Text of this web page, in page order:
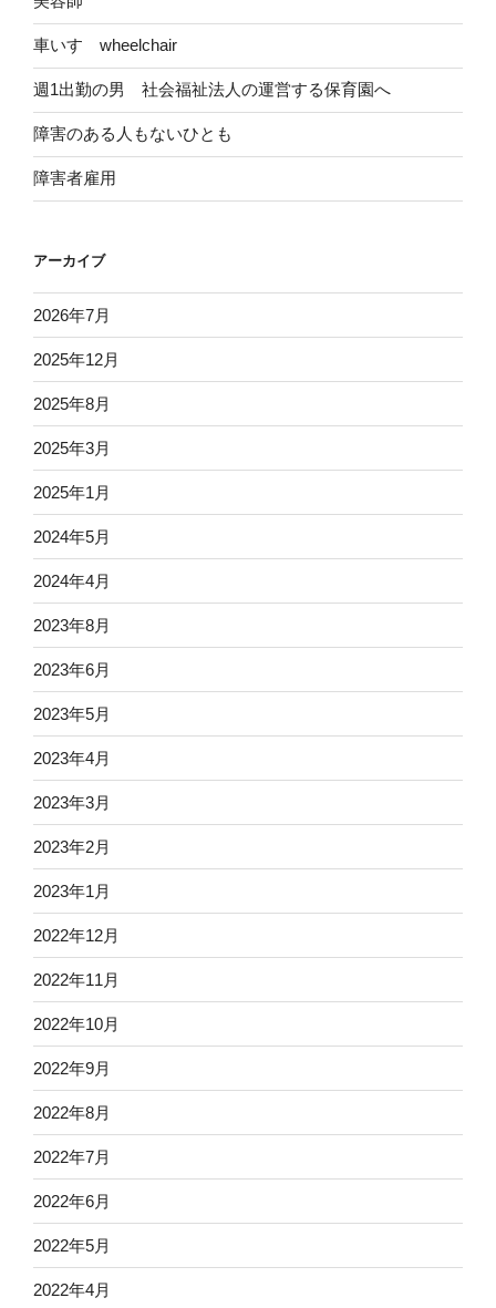
車いす wheelchair
週1出勤の男 社会福祉法人の運営する保育園へ
障害のある人もないひとも
障害者雇用
アーカイブ
2026年7月
2025年12月
2025年8月
2025年3月
2025年1月
2024年5月
2024年4月
2023年8月
2023年6月
2023年5月
2023年4月
2023年3月
2023年2月
2023年1月
2022年12月
2022年11月
2022年10月
2022年9月
2022年8月
2022年7月
2022年6月
2022年5月
2022年4月